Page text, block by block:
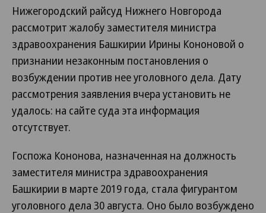
Нижегородский райсуд Нижнего Новгорода
рассмотрит жалобу заместителя министра
здравоохранения Башкирии Ирины Кононовой о
признании незаконным постановления о
возбуждении против нее уголовного дела. Дату
рассмотрения заявления вчера установить не
удалось: на сайте суда эта информация
отсутствует.
Госпожа Кононова, назначенная на должность
заместителя министра здравоохранения
Башкирии в марте 2019 года, стала фигурантом
уголовного дела 30 августа. Оно было возбуждено